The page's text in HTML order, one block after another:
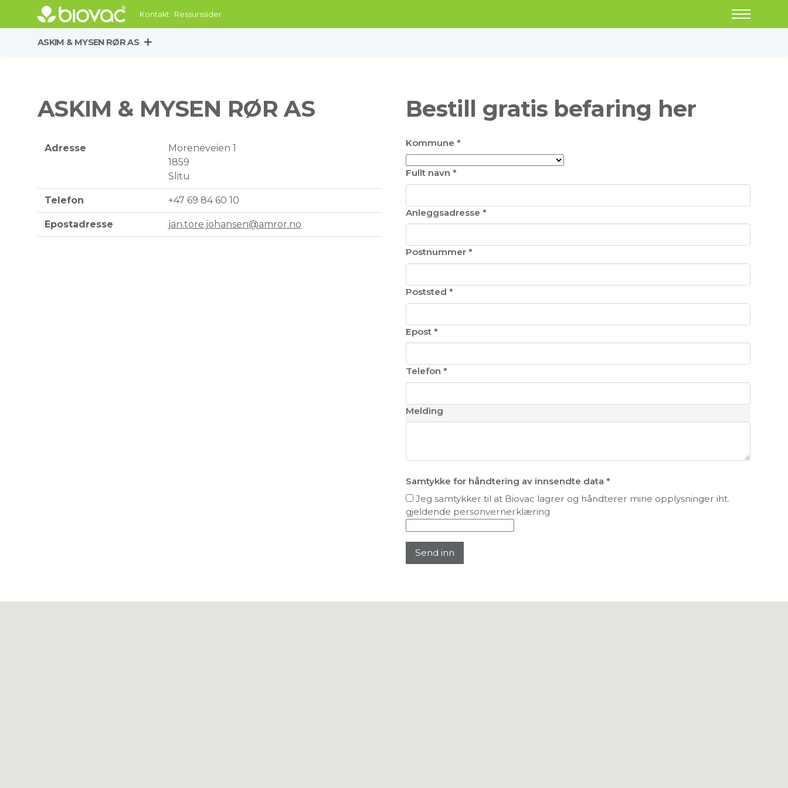
Kontakt Ressurssider
ASKIM & MYSEN RØR AS
ASKIM & MYSEN RØR AS
Adresse
Moreneveien 1
1859
Slitu
Telefon +47 69 84 60 10
Epostadresse jan.tore.johansen@amror.no
Bestill gratis befaring her
Kommune *
Fullt navn *
Anleggsadresse *
Postnummer *
Poststed *
Epost *
Telefon *
Melding
Samtykke for håndtering av innsendte data *
Jeg samtykker til at Biovac lagrer og håndterer mine opplysninger iht.
gjeldende personvernerklæring